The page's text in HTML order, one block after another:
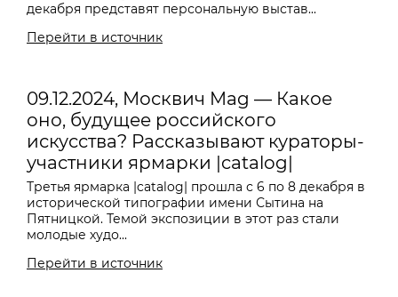
декабря представят персональную выстав...
Перейти в источник
09.12.2024, Москвич Mag — Какое
оно, будущее российского
искусства? Рассказывают кураторы-
участники ярмарки |catalog|
Третья ярмарка |catalog| прошла с 6 по 8 декабря в
исторической типографии имени Сытина на
Пятницкой. Темой экспозиции в этот раз стали
молодые худо...
Перейти в источник